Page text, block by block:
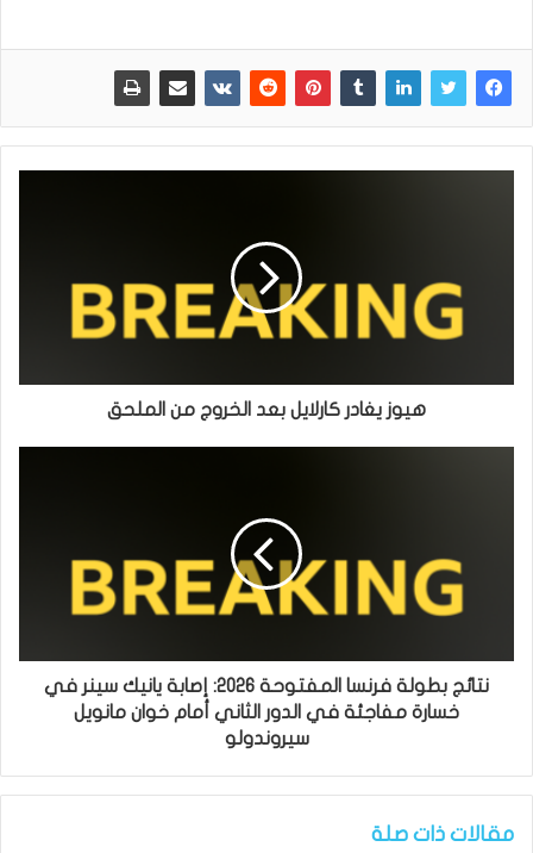
هيوز يغادر كارلايل بعد الخروج من الملحق
نتائج بطولة فرنسا المفتوحة 2026: إصابة يانيك سينر في
خسارة مفاجئة في الدور الثاني أمام خوان مانويل
سيروندولو
مقالات ذات صلة